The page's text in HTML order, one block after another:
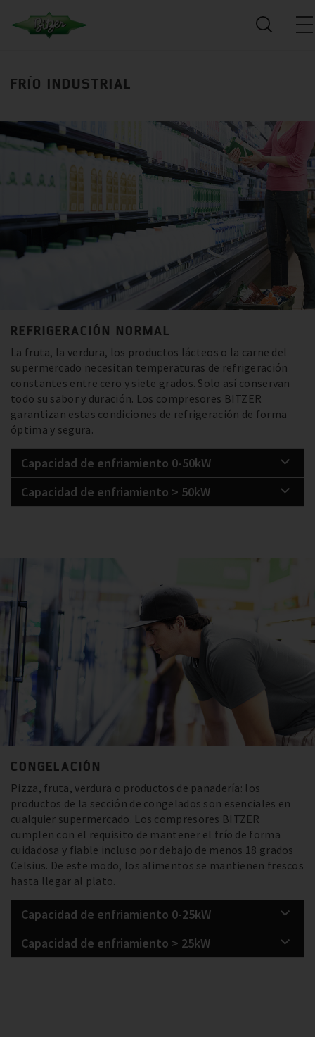
FRÍO INDUSTRIAL
REFRIGERACIÓN NORMAL
La fruta, la verdura, los productos lácteos o la carne del
supermercado necesitan temperaturas de refrigeración
constantes entre cero y siete grados. Solo así conservan
todo su sabor y duración. Los compresores BITZER
garantizan estas condiciones de refrigeración de forma
óptima y segura.
Capacidad de enfriamiento 0-50kW
Capacidad de enfriamiento > 50kW
CONGELACIÓN
Pizza, fruta, verdura o productos de panadería: los
productos de la sección de congelados son esenciales en
cualquier supermercado. Los compresores BITZER
cumplen con el requisito de mantener el frío de forma
cuidadosa y fiable incluso por debajo de menos 18 grados
Celsius. De este modo, los alimentos se mantienen frescos
hasta llegar al plato.
Capacidad de enfriamiento 0-25kW
Capacidad de enfriamiento > 25kW